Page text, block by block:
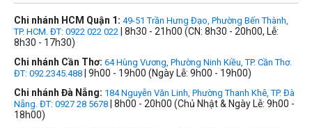
Chi nhánh HCM Quận 1: 49-51 Trần Hưng Đạo, Phường Bến Thành,
TP. HCM. ĐT: 0922 022 022 | 8h30 - 21h00 (CN: 8h30 - 20h00, Lễ:
8h30 - 17h30)
Chi nhánh Cần Thơ: 64 Hùng Vương, Phường Ninh Kiều, TP. Cần Thơ.
ĐT: 092.2345.488 | 9h00 - 19h00 (Ngày Lễ: 9h00 - 19h00)
Chi nhánh Đà Nẵng: 184 Nguyễn Văn Linh, Phường Thanh Khê, TP. Đà
Nẵng. ĐT: 0927 28 5678 | 8h00 - 20h00 (Chủ Nhật & Ngày Lễ: 9h00 -
18h00)